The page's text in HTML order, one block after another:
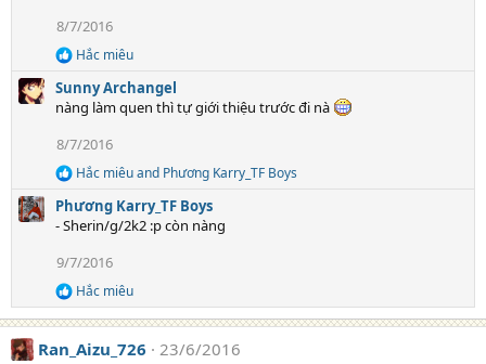
:
8/7/2016
R
e
a
c
i
o
n
s
Hắc miêu
Sunny Archangel
nàng làm quen thì tự giới thiệu trước đi nà
8/7/2016
R
e
a
c
i
o
n
s
Hắc miêuand Phương Karry_TF Boys
Phương Karry_TF Boys
- Sherin/g/2k2 :p còn nàng
9/7/2016
R
e
a
c
Hắc miêu
Ran_Aizu_726 23/6/2016